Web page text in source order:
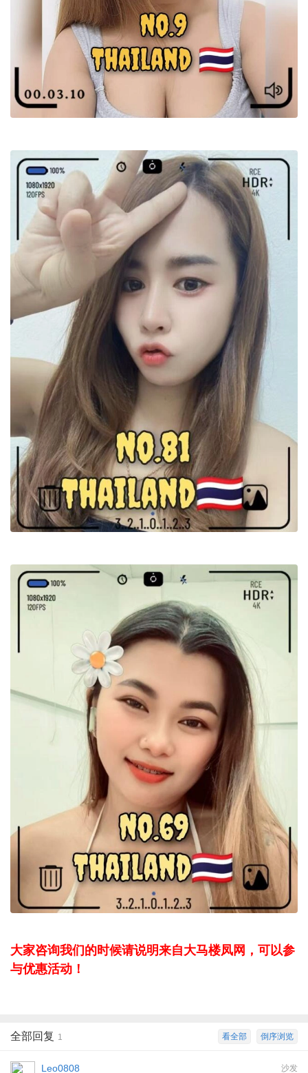
大家咨询我们的时候请说明来自大马楼凤网，可以参
与优惠活动！
倒序浏览
看全部
全部回复 1
沙发
Leo0808